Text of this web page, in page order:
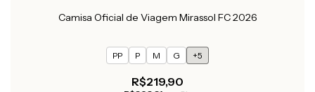
Camisa Oficial de Viagem Mirassol FC 2026
PP P M G +5
R$219,90